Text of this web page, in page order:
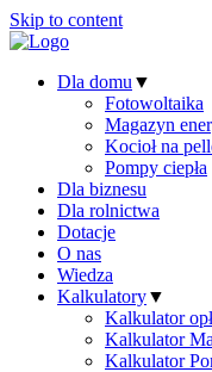
Skip to content
Dla domu ▼
Fotowoltaika
Magazyn
Kocioł na
Pompy ciepła
Dla biznesu
Dla rolnictwa
Dotacje
O nas
Wiedza
Kalkulatory▼
Kalkulator
Kalkulator
Kalkulator